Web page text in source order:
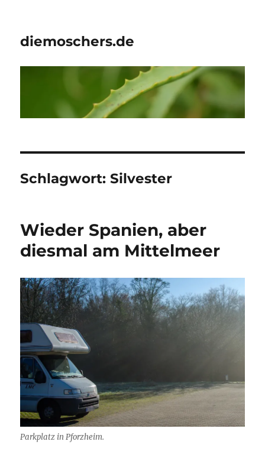
diemoschers.de
Schlagwort:Silvester
Wieder Spanien, aber
diesmal am Mittelmeer
Parkplatz in Pforzheim.